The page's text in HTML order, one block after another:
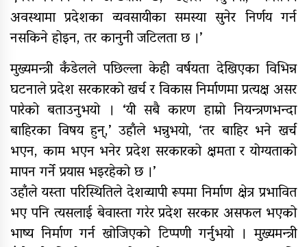
अवस्थामा प्रदेशका व्यवसायीका समस्या सुनेर निर्णय गर्न
नसकिने होइन, तर कानुनी जटिलता छ ।’
मुख्यमन्त्री कँडेलले पछिल्ला केही वर्षयता देखिएका विभिन्न
घटनाले प्रदेश सरकारको खर्च र विकास निर्माणमा प्रत्यक्ष असर
पारेको बताउनुभयो । ‘यी सबै कारण हाम्रो नियन्त्रणभन्दा
बाहिरका विषय हुन्,’ उहाँले भन्नुभयो, ‘तर बाहिर भने खर्च
भएन, काम भएन भनेर प्रदेश सरकारको क्षमता र योग्यताको
मापन गर्ने प्रयास भइरहेको छ ।’
उहाँले यस्ता परिस्थितिले देशव्यापी रूपमा निर्माण क्षेत्र प्रभावित
भए पनि त्यसलाई बेवास्ता गरेर प्रदेश सरकार असफल भएको
भाष्य निर्माण गर्न खोजिएको टिप्पणी गर्नुभयो । मुख्यमन्त्री